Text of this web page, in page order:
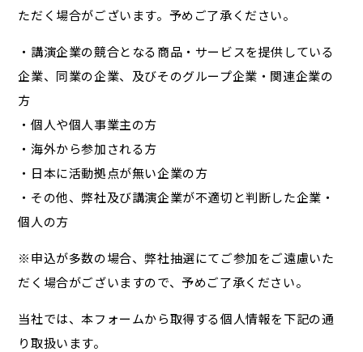
ただく場合がございます。予めご了承ください。
・講演企業の競合となる商品・サービスを提供している
企業、同業の企業、及びそのグループ企業・関連企業の
方
・個人や個人事業主の方
・海外から参加される方
・日本に活動拠点が無い企業の方
・その他、弊社及び講演企業が不適切と判断した企業・
個人の方
※申込が多数の場合、弊社抽選にてご参加をご遠慮いた
だく場合がございますので、予めご了承ください。
当社では、本フォームから取得する個人情報を下記の通
り取扱います。